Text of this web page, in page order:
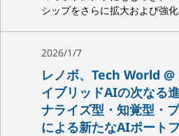
シップをさらに拡大および強化
2026/1/7
レノボ、Tech World @
イブリッドAIの次なる
ナライズ型・知覚型・
による新たなAIポート